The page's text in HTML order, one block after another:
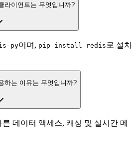
라이언트는 무엇입니까?
py이며, pip install redis 로 설치
하는 이유는 무엇입니까?
데이터 액세스, 캐싱 및 실시간 메